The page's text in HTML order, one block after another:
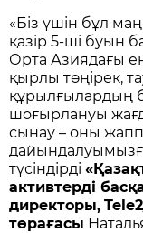
«Біз үшін бұл
қазір 5-ші буын
Орта Азиядағы
қырлы төңірек,
құрылғылардың
шоғырлануы
сынау – оны
түсіндірді
активтерді
директоры,
төрағасы